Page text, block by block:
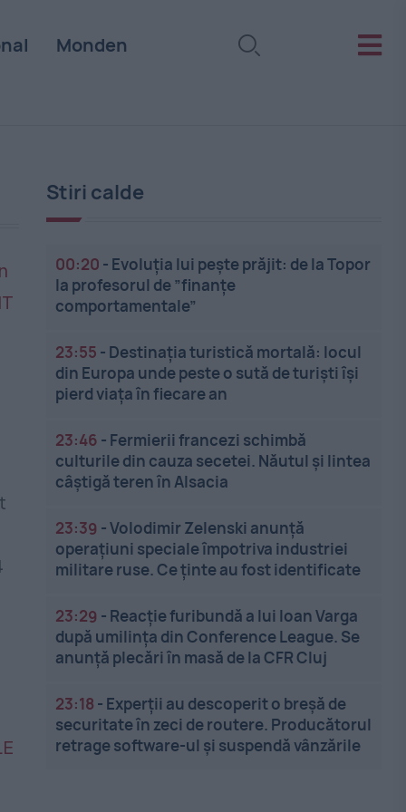
Monden
Stiri calde
00:20 - Evoluția lui pește prăjit: de la Topor
la profesorul de ”finanțe
comportamentale”
23:55 - Destinația turistică mortală: locul
din Europa unde peste o sută de turiști își
pierd viața în fiecare an
23:46 - Fermierii francezi schimbă
culturile din cauza secetei. Năutul și lintea
câștigă teren în Alsacia
23:39 -Volodimir Zelenski anunță
operațiuni speciale împotriva industriei
militare ruse. Ce ținte au fost identificate
23:29 - Reacție furibundă a lui Ioan Varga
după umilința din Conference League. Se
anunță plecări în masă de la CFR Cluj
23:18 - Experții au descoperit o breșă de
securitate în zeci de routere. Producătorul
retrage software-ul și suspendă vânzările